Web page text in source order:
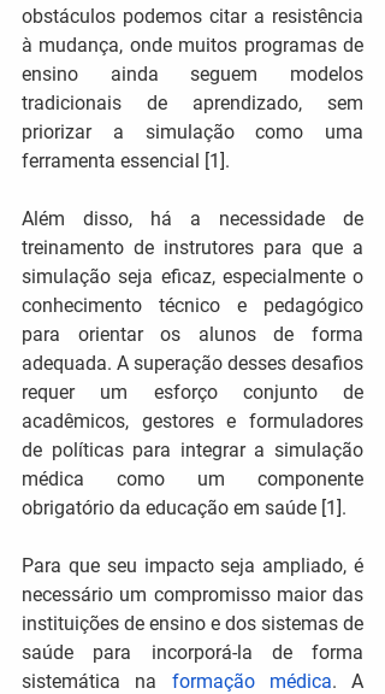
obstáculos podemos citar a resistência
à mudança, onde muitos programas de
ensino ainda seguem modelos
tradicionais de aprendizado, sem
priorizar a simulação como uma
ferramenta essencial [1].
Além disso, há a necessidade de
treinamento de instrutores para que a
simulação seja eficaz, especialmente o
conhecimento técnico e pedagógico
para orientar os alunos de forma
adequada. A superação desses desafios
requer um esforço conjunto de
acadêmicos, gestores e formuladores
de políticas para integrar a simulação
médica como um componente
obrigatório da educação em saúde [1].
Para que seu impacto seja ampliado, é
necessário um compromisso maior das
instituições de ensino e dos sistemas de
saúde para incorporá-la de forma
sistemática na formação médica. A